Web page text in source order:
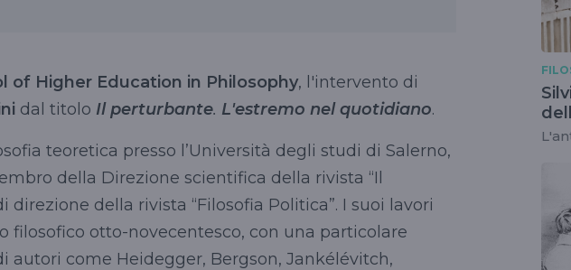
of Higher Education in Philosophy, l'intervento di
dal titolo Il perturbante. L'estremo nel quotidiano.
teoretica presso l’Università degli studi di Salerno,
della Direzione scientifica della rivista “Il
direzione della rivista “Filosofia Politica”. I suoi lavori
filosofico otto-novecentesco, con una particolare
autori come Heidegger, Bergson, Jankélévitch,